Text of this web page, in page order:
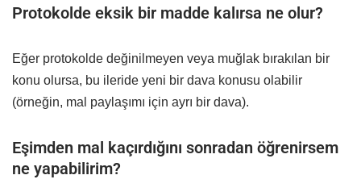
Protokolde eksik bir madde kalırsa ne olur?
Eğer protokolde değinilmeyen veya muğlak bırakılan bir
konu olursa, bu ileride yeni bir dava konusu olabilir
(örneğin, mal paylaşımı için ayrı bir dava).
Eşimden mal kaçırdığını sonradan öğrenirsem
ne yapabilirim?